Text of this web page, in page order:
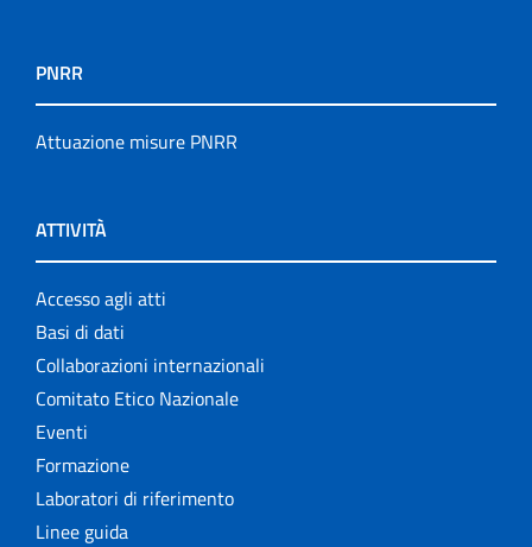
PNRR
Attuazione misure PNRR
ATTIVITÀ
Accesso agli atti
Basi di dati
Collaborazioni internazionali
Comitato Etico Nazionale
Eventi
Formazione
Laboratori di riferimento
Linee guida